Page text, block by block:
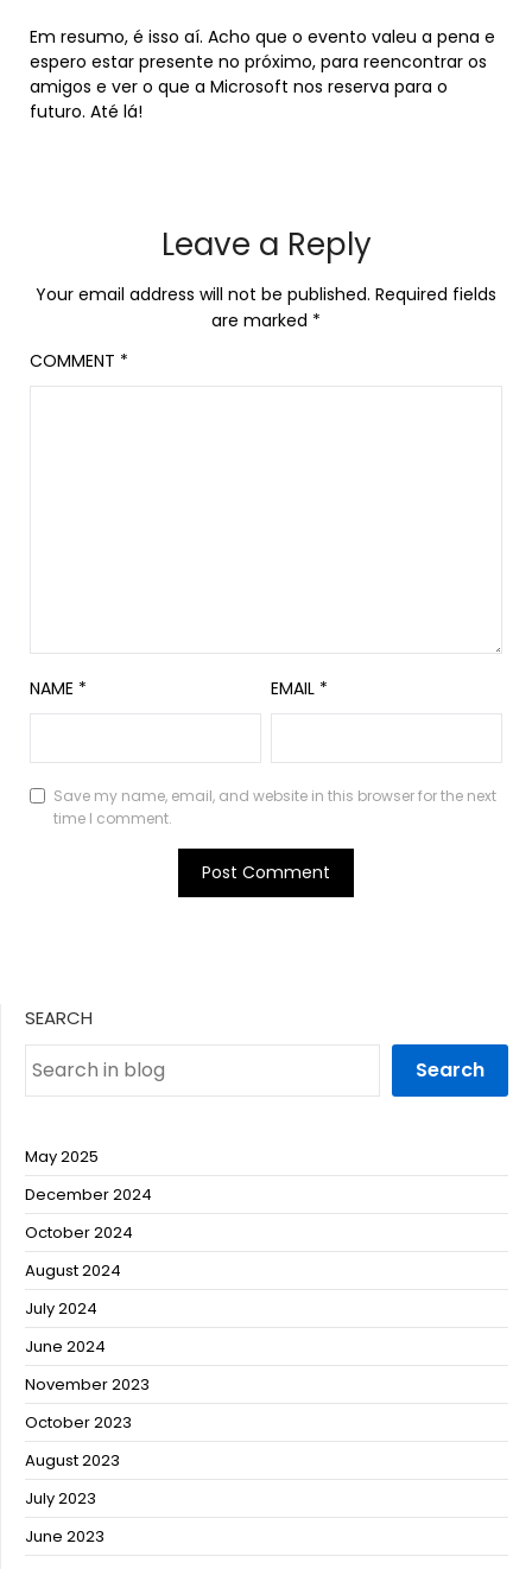
Em resumo, é isso aí. Acho que o evento valeu a pena e
espero estar presente no próximo, para reencontrar os
amigos e ver o que a Microsoft nos reserva para o
futuro. Até lá!
Leave a Reply
Your email address will not be published. Required fields
are marked *
COMMENT *
NAME * EMAIL *
Save my name, email, and website in this browser for the next
time I comment.
SEARCH
Search
May 2025
December 2024
October 2024
August 2024
July 2024
June 2024
November 2023
October 2023
August 2023
July 2023
June 2023